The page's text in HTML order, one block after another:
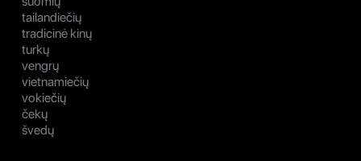
tailandiečių
tradicinė kinų
turkų
vengrų
vietnamiečių
vokiečių
čekų
švedų